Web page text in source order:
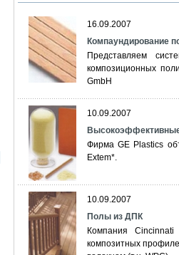
16.09.2007
Компаундирование
Представляем
композиционных
GmbH
10.09.2007
Фирма GE Plastics
Extem*.
10.09.2007
Полы из ДПК
Компания
композитных